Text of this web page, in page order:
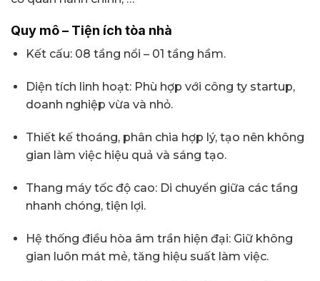
Quy mô – Tiện ích tòa nhà
Kết cấu: 08 tầng nổi – 01 tầng hầm.
Diện tích linh hoạt: Phù hợp với công ty startup,
doanh nghiệp vừa và nhỏ.
Thiết kế thoáng, phân chia hợp lý, tạo nên không
gian làm việc hiệu quả và sáng tạo.
Thang máy tốc độ cao: Di chuyển giữa các tầng
nhanh chóng, tiện lợi.
Hệ thống điều hòa âm trần hiện đại: Giữ không
gian luôn mát mẻ, tăng hiệu suất làm việc.